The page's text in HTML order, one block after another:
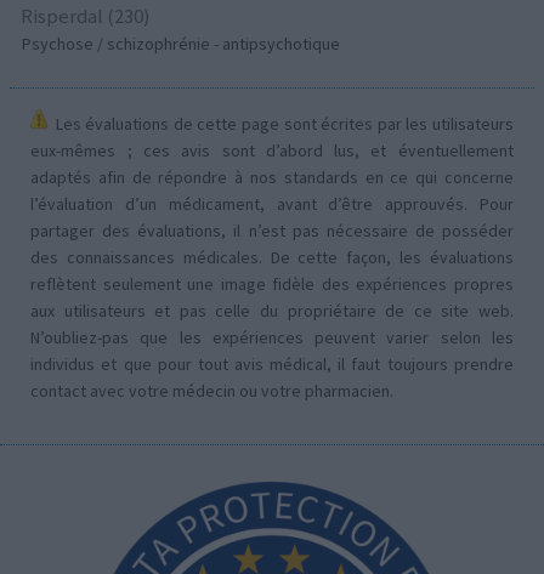
Risperdal (230)
Psychose / schizophrénie - antipsychotique
Les évaluations de cette page sont écrites par les utilisateurs
eux-mêmes ; ces avis sont d’abord lus, et éventuellement
adaptés afin de répondre à nos standards en ce qui concerne
l’évaluation d’un médicament, avant d’être approuvés. Pour
partager des évaluations, il n’est pas nécessaire de posséder
des connaissances médicales. De cette façon, les évaluations
reflètent seulement une image fidèle des expériences propres
aux utilisateurs et pas celle du propriétaire de ce site web.
N’oubliez-pas que les expériences peuvent varier selon les
individus et que pour tout avis médical, il faut toujours prendre
contact avec votre médecin ou votre pharmacien.